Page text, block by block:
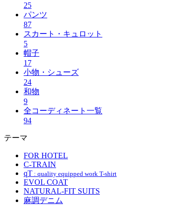
25
パンツ
87
スカート・キュロット
5
帽子
17
小物・シューズ
24
和物
9
全コーディネート一覧
94
テーマ
FOR HOTEL
C-TRAIN
qT : quality equipped work T-shirt
EVOL COAT
NATURAL-FIT SUITS
麻調デニム